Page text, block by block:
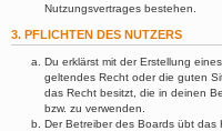
Nutzungsvertrages bestehen.
3. PFLICHTEN DES NUTZERS
Du erklärst mit der Erstellung
geltendes Recht oder die guten
das Recht besitzt, die in deinen
bzw. zu verwenden.
Der Betreiber des Boards übt das